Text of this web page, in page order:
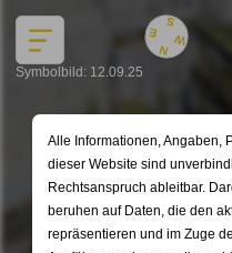
MENÜ
Alle Informationen, Angaben,
dieser Website sind
Rechtsanspruch ableitbar.
beruhen auf Daten, die den
repräsentieren und im Zuge
Symbolbild: 12.09.25
N
S
W
E